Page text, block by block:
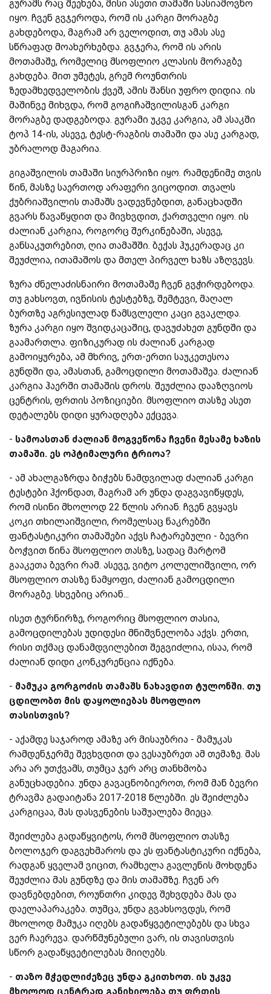
გურამს რაც შეეხება, მისი ასეთი თამაში სასიამოვნო
იყო. ჩვენ გვჯეროდა, რომ ის კარგი მორაგბე
გახდებოდა, მაგრამ არ ველოდით, თუ ამას ასე
სწრაფად მოახერხებდა. გვჯერა, რომ ის არის
მოთამაშე, რომელიც მსოფლიო კლასის მორაგბე
გახდება. მით უმეტეს, გრემ როუნთრის
ზედამხედველობის ქვეშ, ამის შანსი უფრო დიდია. ის
მაშინვე მიხვდა, რომ გოგიჩაშვილისგან კარგი
მორაგბე დადგებოდა. გურამი უკვე კარგია, ამ ასაკში
ტოპ 14-ის, ასევე, ტესტ-რაგბის თამაში და ასე კარგად,
უბრალოდ მაგარია.
გიგაშვილის თამაში სიურპრიზი იყო. რამდენიმე თვის
წინ, მასზე საერთოდ არაფერი ვიცოდით. თვალს
ქუბრიაშვილის თამაშს ვადევნებდით, განაცხადში
გვარს წავაწყდით და მივხვდით, ქართველი იყო. ის
ძალიან კარგია, როგორც შერკინებაში, ასევე,
განსაკუთრებით, ღია თამაშში. ბექას ჰუკერადაც კი
შეუძლია, ითამაშოს და მთელ პირველ ხაზს აზღვევს.
ზურა ძნელაძისნაირი მოთამაშე ჩვენ გვჭირდებოდა.
თუ გახსოვთ, ივნისის ტესტებზე, შემტევი, მაღალ
ბურთზე აგრესიულად წამსვლელი კაცი გვაკლდა.
ზურა კარგი იყო შვიდკაცაშიც, დავუძახეთ გუნდში და
გაამართლა. ფიზიკურად ის ძალიან კარგად
გამოიყურება, ამ მხრივ, ერთ-ერთი საუკეთესოა
გუნდში და, ამასთან, გამოცდილი მოთამაშეა. ძალიან
კარგია ჰაერში თამაშის დროს. შეუძლია დააზღვიოს
ცენტრის, ფრთის პოზიციები. მსოფლიო თასზე ასეთ
დეტალებს დიდი ყურადღება ექცევა.
- სამოასთან ძალიან მოგვეწონა ჩვენი მესამე ხაზის
თამაში. ეს ოპტიმალური ტრიოა?
- ამ ახალგაზრდა ბიჭებს ნამდვილად ძალიან კარგი
ტესტები ჰქონდათ, მაგრამ არ უნდა დაგვავიწყდეს,
რომ ისინი მხოლოდ 22 წლის არიან. ჩვენ გვყავს
კოკი თხილაიშვილი, რომელსაც ნაკრებში
ფანტასტიკური თამაშები აქვს ჩატარებული - ბევრი
ბოჭვით წინა მსოფლიო თასზე, სადაც მარტომ
გააკეთა ბევრი რამ. ასევე, ვიტო კოლელიშვილი, ორ
მსოფლიო თასზე ნამყოფი, ძალიან გამოცდილი
მორაგბე. სხვებიც არიან...
ისეთ ტურნირზე, როგორიც მსოფლიო თასია,
გამოცდილებას უდიდესი მნიშვნელობა აქვს. ერთი,
რისი თქმაც დანამდვილებით შეგვიძლია, ისაა, რომ
ძალიან დიდი კონკურენცია იქნება.
- მამუკა გორგოძის თამაშს ნახავდით ტულონში. თუ
ცდილობთ მის დაყოლიებას მსოფლიო
თასისთვის?
- აქამდე საჯაროდ ამაზე არ მისაუბრია - მამუკას
რამდენჯერმე შევხვდით და ვესაუბრეთ ამ თემაზე. მას
არა არ უთქვამს, თუმცა ჯერ არც თანხმობა
განუცხადებია. უნდა გავაცნობიეროთ, რომ მან ბევრი
ტრავმა გადაიტანა 2017-2018 წლებში. ეს შეიძლება
კარგიცაა, მას დასვენების საშუალება მიეცა.
შეიძლება გადაწყვიტოს, რომ მსოფლიო თასზე
ბოლოჯერ დაგვეხმაროს და ეს ფანტასტიკური იქნება,
რადგან ყველამ ვიცით, რამხელა გავლენის მოხდენა
შეუძლია მას გუნდზე და მის თამაშზე. ჩვენ არ
დავნებდებით, როუნთრი კიდევ შეხვდება მას და
დაელაპარაკება. თუმცა, უნდა გვახსოვდეს, რომ
მხოლოდ მამუკა იღებს გადაწყვეტილებებს და სხვა
ვერ ჩაერევა. დარწმუნებული ვარ, ის თავისთვის
სწორ გადაწყვეტილებას მიიღებს.
- თაზო მჭედლიძეზეც უნდა გკითხოთ. ის უკვე
მხოლოდ ცენტრად განიხილება თუ ფრთის